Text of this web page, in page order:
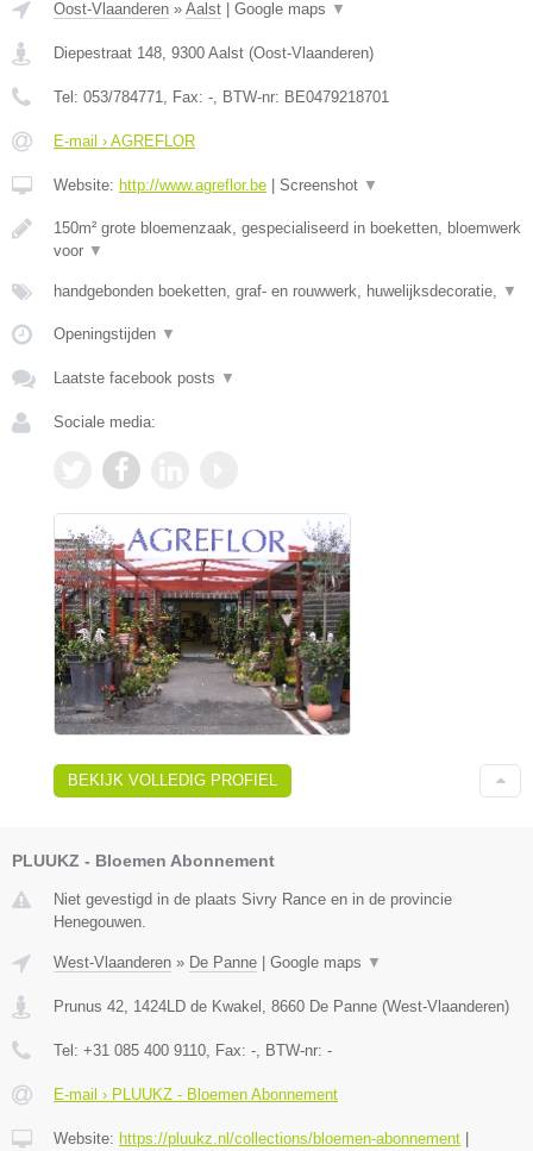
Oost-Vlaanderen » Aalst | Google maps ▼
Diepestraat 148 9300 Aalst (Oost-Vlaanderen)
Tel: 053/784771 , Fax: - , BTW-nr: BE0479218701
E-mail › AGREFLOR
Website: http://www.agreflor.be | Screenshot ▼
150m² grote bloemenzaak, gespecialiseerd in boeketten, bloemwerk
voor ▼
handgebonden boeketten, graf- en rouwwerk, huwelijksdecoratie, ▼
Openingstijden ▼
Laatste facebook posts ▼
Sociale media:
BEKIJK VOLLEDIG PROFIEL
PLUUKZ - Bloemen Abonnement
Niet gevestigd in de plaats Sivry Rance en in de provincie
Henegouwen.
West-Vlaanderen » De Panne Google maps ▼
Prunus 42, 1424LD de Kwakel , 8660 De Panne (West-Vlaanderen)
Tel: +31 085 400 9110, Fax: -, BTW-nr: -
E-mail › PLUUKZ - Bloemen Abonnement
Website: https://pluukz.nl/collections/bloemen-abonnement